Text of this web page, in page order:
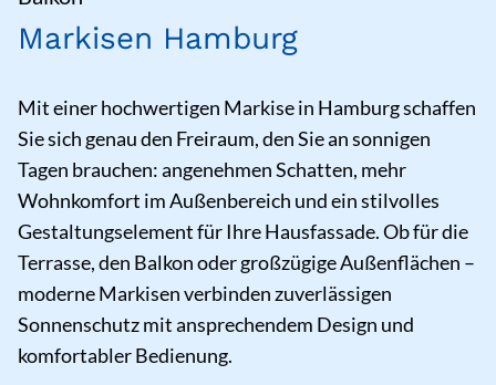
Markisen Hamburg
Mit einer hochwertigen Markise in Hamburg schaffen
Sie sich genau den Freiraum, den Sie an sonnigen
Tagen brauchen: angenehmen Schatten, mehr
Wohnkomfort im Außenbereich und ein stilvolles
Gestaltungselement für Ihre Hausfassade. Ob für die
Terrasse, den Balkon oder großzügige Außenflächen –
moderne Markisen verbinden zuverlässigen
Sonnenschutz mit ansprechendem Design und
komfortabler Bedienung.